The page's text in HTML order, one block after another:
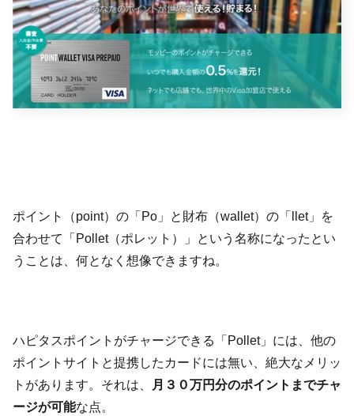
ポイント（point）の「Po」と財布（wallet）の「llet」を
合わせて「Pollet（ポレット）」という名称になったとい
うことは、何となく想像できますね。
ハピタスポイントがチャージできる「Pollet」には、他の
ポイントサイトと提携したカードには無い、絶大なメリッ
トがあります。それは、
月３０万円分のポイントまでチャ
ージが可能な点。